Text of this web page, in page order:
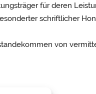
für deren
schriftlicher
von